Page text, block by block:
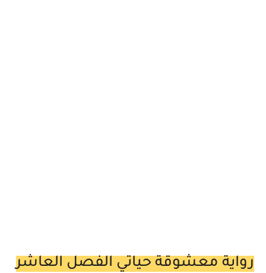
رواية معشوقة حياتي الفصل العاشر